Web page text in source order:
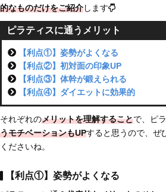
的なものだけをご紹介します
ピラティスに通うメリット
【利点①】姿勢がよくなる
【利点②】初対面の印象UP
【利点③】体幹が鍛えられる
【利点④】ダイエットに効果的
それぞれのメリットを理解することで、ピ
うモチベーションもUPすると思うので、ぜ
くださいね。
【利点①】姿勢がよくなる